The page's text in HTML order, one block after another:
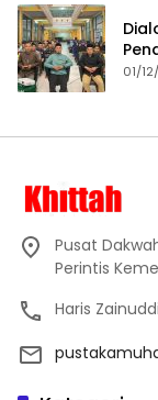
01/
Pusat
Perintis
Haris